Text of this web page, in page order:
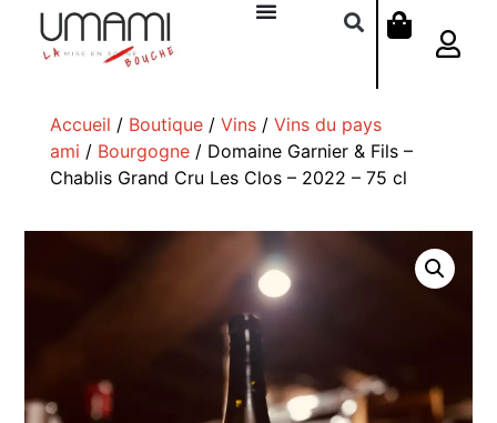
Accueil / Boutique/ Vins/ Vins du pays
ami / Bourgogne/ Domaine Garnier & Fils –
Chablis Grand Cru Les Clos – 2022 – 75 cl